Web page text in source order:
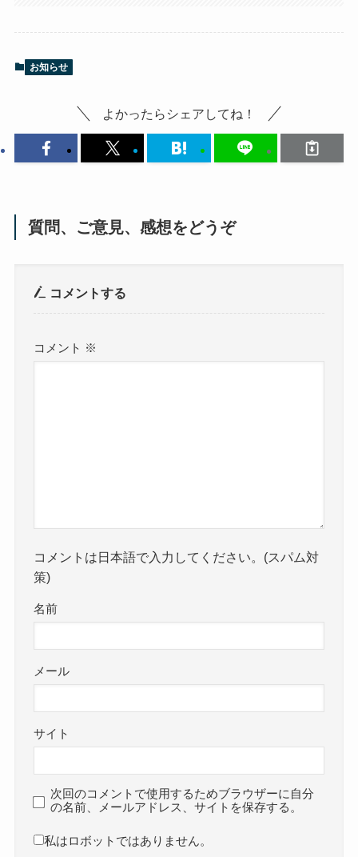
お知らせ
よかったらシェアしてね！
質問、ご意見、感想をどうぞ
コメントする
コメント ※
コメントは日本語で入力してください。(スパム対
策)
名前
メール
サイト
次回のコメントで使用するためブラウザーに自分
の名前、メールアドレス、サイトを保存する。
私はロボットではありません。